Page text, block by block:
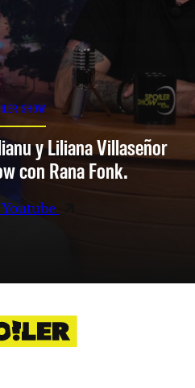
SHOW
y Liliana Villaseñor
con Rana Fonk.